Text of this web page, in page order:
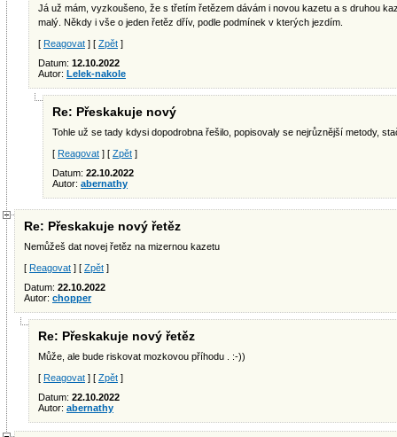
Já už mám, vyzkoušeno, že s třetím řetězem dávám i novou kazetu a s druhou
malý. Někdy i vše o jeden řetěz dřív, podle podmínek v kterých jezdím.
[ Reagovat ] [ Zpět ]
Datum: 12.10.2022
Autor: Lelek-nakole
Re: Přeskakuje nový
Tohle už se tady kdysi dopodrobna řešilo, popisovaly se nejrůznější metody,
[ Reagovat ] [ Zpět ]
Datum: 22.10.2022
Autor: abernathy
Re: Přeskakuje nový řetěz
Nemůžeš dat novej řetěz na mizernou kazetu
[ Reagovat ] [ Zpět ]
Datum: 22.10.2022
Autor: chopper
Re: Přeskakuje nový řetěz
Může, ale bude riskovat mozkovou příhodu . :-))
[ Reagovat ] [ Zpět ]
Datum: 22.10.2022
Autor: abernathy